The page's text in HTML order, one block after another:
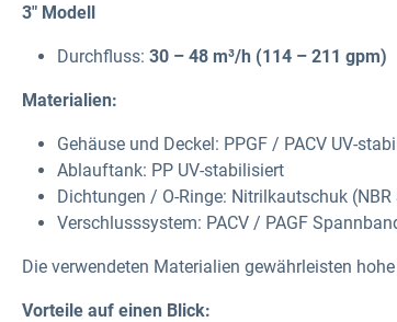
3" Modell
Durchfluss: 30 – 48 m³/h (114 – 211 gpm)
Materialien:
Gehäuse und Deckel: PPGF / PACV UV-
Ablauftank: PP UV-stabilisiert
Dichtungen / O-Ringe: Nitrilkautschuk
Verschlusssystem: PACV / PAGF
Die verwendeten Materialien gewährleisten
Vorteile auf einen Blick: